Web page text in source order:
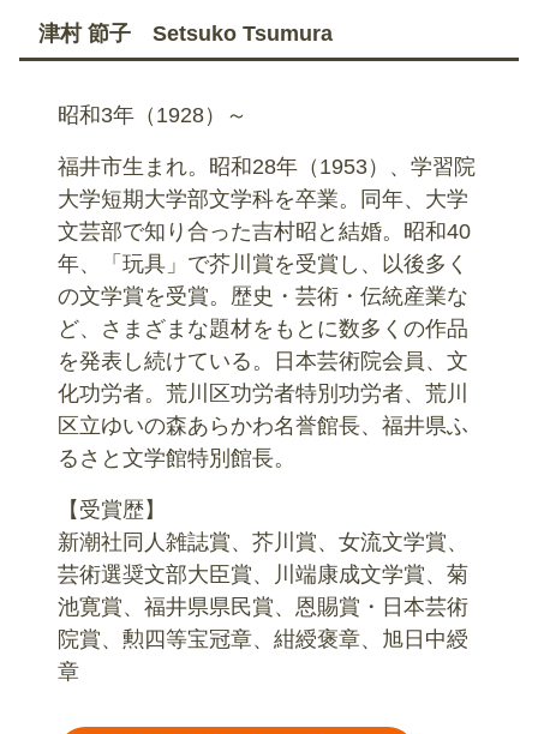
津村 節子 Setsuko Tsumura
昭和3年（1928）～
福井市生まれ。昭和28年（1953）、学習院
大学短期大学部文学科を卒業。同年、大学
文芸部で知り合った吉村昭と結婚。昭和40
年、「玩具」で芥川賞を受賞し、以後多く
の文学賞を受賞。歴史・芸術・伝統産業な
ど、さまざまな題材をもとに数多くの作品
を発表し続けている。日本芸術院会員、文
化功労者。荒川区功労者特別功労者、荒川
区立ゆいの森あらかわ名誉館長、福井県ふ
るさと文学館特別館長。
【受賞歴】
新潮社同人雑誌賞、芥川賞、女流文学賞、
芸術選奨文部大臣賞、川端康成文学賞、菊
池寛賞、福井県県民賞、恩賜賞・日本芸術
院賞、勲四等宝冠章、紺綬褒章、旭日中綬
章